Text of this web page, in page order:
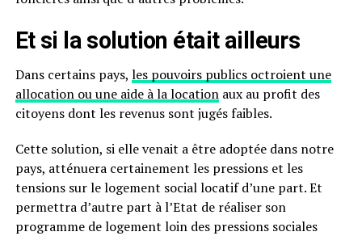
Et si la solution était ailleurs
Dans certains pays, les pouvoirs publics octroient une
allocation ou une aide à la locationaux au profit des
citoyens dont les revenus sont jugés faibles.
Cette solution, si elle venait a être adoptée dans notre
pays, atténuera certainement les pressions et les
tensions sur le logement social locatif d’une part. Et
permettra d’autre part à l’Etat de réaliser son
programme de logement loin des pressions sociales